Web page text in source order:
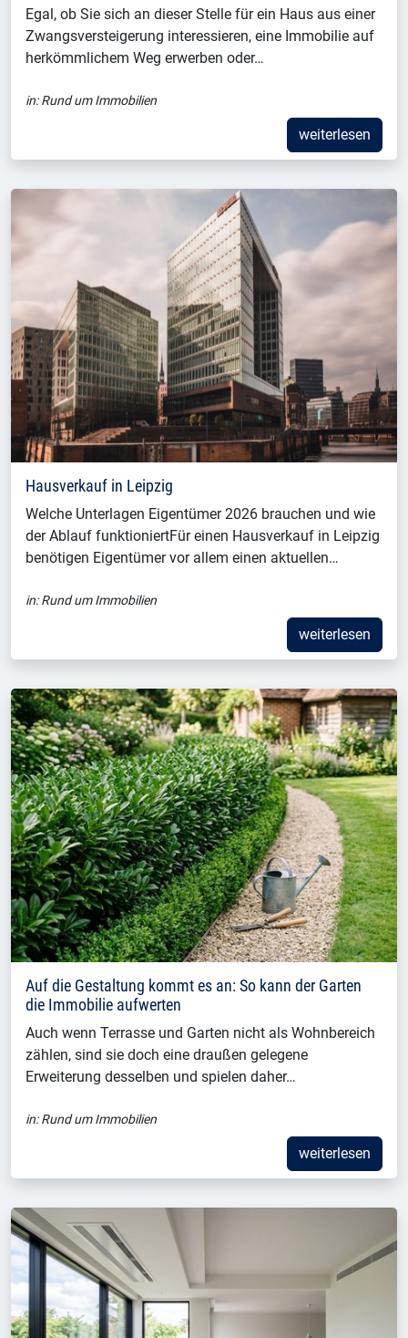
Egal, ob Sie sich an dieser Stelle für ein Haus aus einer
Zwangsversteigerung interessieren, eine Immobilie auf
herkömmlichem Weg erwerben oder…
in:Rund um Immobilien
weiterlesen
Hausverkauf in Leipzig
Welche Unterlagen Eigentümer 2026 brauchen und wie
der Ablauf funktioniertFür einen Hausverkauf in Leipzig
benötigen Eigentümer vor allem einen aktuellen…
in:Rund um Immobilien
weiterlesen
Auf die Gestaltung kommt es an: So kann der Garten
die Immobilie aufwerten
Auch wenn Terrasse und Garten nicht als Wohnbereich
zählen, sind sie doch eine draußen gelegene
Erweiterung desselben und spielen daher…
in:Rund um Immobilien
weiterlesen